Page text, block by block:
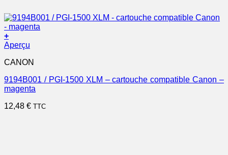
+
Aperçu
CANON
9194B001 / PGI-1500 XLM – cartouche compatible Canon –
magenta
12,48 € TTC